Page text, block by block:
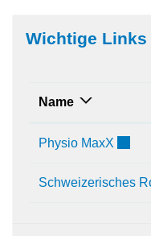
Wichtige Links
Name
Physio MaxX
Schweizerisches